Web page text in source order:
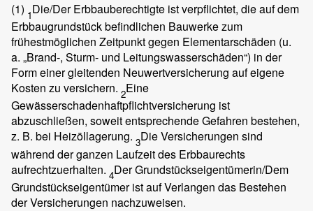
(1) 1Die/Der Erbbauberechtigte ist verpflichtet, die auf dem
Erbbaugrundstück befindlichen Bauwerke zum
frühestmöglichen Zeitpunkt gegen Elementarschäden (u.
a. „Brand-, Sturm- und Leitungswasserschäden“) in der
Form einer gleitenden Neuwertversicherung auf eigene
Kosten zu versichern. 2Eine
Gewässerschadenhaftpflichtversicherung ist
abzuschließen, soweit entsprechende Gefahren bestehen,
z. B. bei Heizöllagerung. 3Die Versicherungen sind
während der ganzen Laufzeit des Erbbaurechts
aufrechtzuerhalten. 4Der Grundstückseigentümerin/Dem
Grundstückseigentümer ist auf Verlangen das Bestehen
der Versicherungen nachzuweisen.